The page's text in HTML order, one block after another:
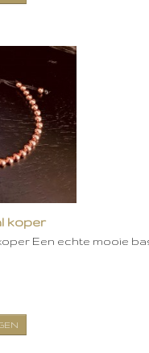
koper
Een echte mooie